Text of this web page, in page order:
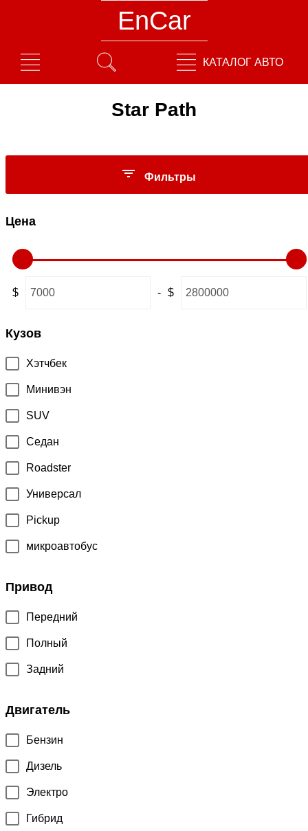
EnCar
КАТАЛОГ АВТО
Star Path
Фильтры
Цена
$ - $
Кузов
Хэтчбек
Минивэн
SUV
Седан
Roadster
Универсал
Pickup
микроавтобус
Привод
Передний
Полный
Задний
Двигатель
Бензин
Дизель
Электро
Гибрид